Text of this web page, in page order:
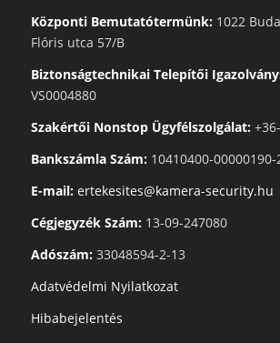
Központi Bemutatótermünk:1022
Flóris utca 57/B
Biztonságtechnikai Telepítői
VS0004880
Szakértői Nonstop Ügyfélszolgálat:
Bankszámla Szám:10410400-00000190-
E-mail: ertekesites@kamera-security.hu
Cégjegyzék Szám:13-09-247080
Adószám:33048594-2-13
Adatvédelmi Nyilatkozat
Hibabejelentés